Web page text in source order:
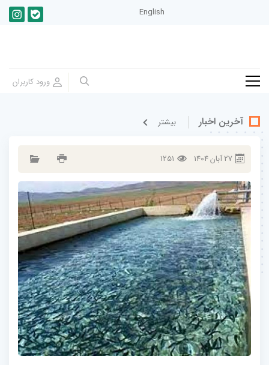
English
آخرین اخبار بيشتر
27آبان1404
1251